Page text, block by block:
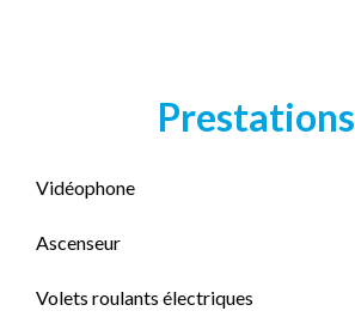
Prestations
Vidéophone
Ascenseur
Volets roulants électriques